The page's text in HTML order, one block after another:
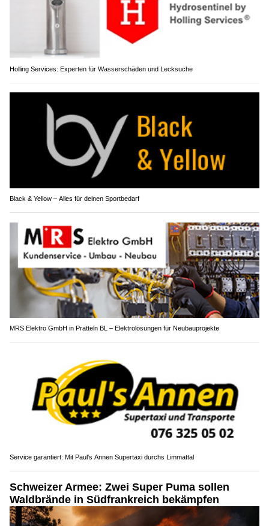
Holling Services: Experten für Wasserschäden und Lecksuche
Black & Yellow – Alles für deinen Sportbedarf
MRS Elektro GmbH in Pratteln BL – Elektrolösungen für Neubauprojekte
Service garantiert: Mit Paul's Annen Supertaxi durchs Limmattal
Schweizer Armee: Zwei Super Puma sollen
Waldbrände in Südfrankreich bekämpfen